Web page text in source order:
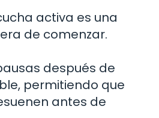
activa es una
de comenzar.
después de
permitiendo que
antes de